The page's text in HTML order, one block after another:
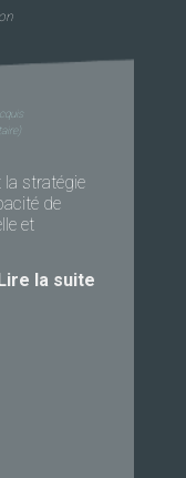
stratégie
de
et
Lire la suite